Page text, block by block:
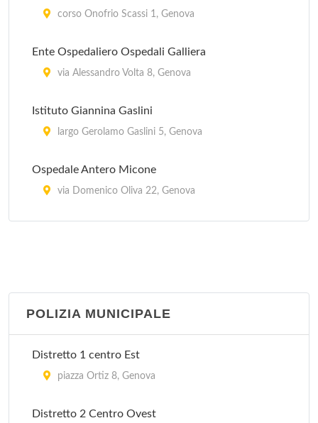
corso Onofrio Scassi 1, Genova
Ente Ospedaliero Ospedali Galliera
via Alessandro Volta 8, Genova
Istituto Giannina Gaslini
largo Gerolamo Gaslini 5, Genova
Ospedale Antero Micone
via Domenico Oliva 22, Genova
salita superiore San Rocchino 31/a, Genova
POLIZIA MUNICIPALE
Distretto 1 centro Est
piazza Ortiz 8, Genova
Distretto 2 Centro Ovest